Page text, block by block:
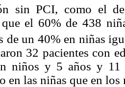
sin PCI, como el
el 60% de 438
de un 40% en niñas
32 pacientes con
niños y 5 años y 11
en las niñas que en